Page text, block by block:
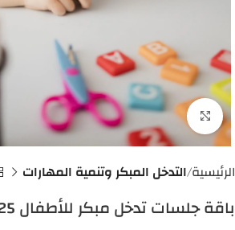
اضغط للتكبير
الرئيسية التدخل المبكر وتنمية المهارات
باقة جلسات تدخل مبكر للأطفال 25 جلسة